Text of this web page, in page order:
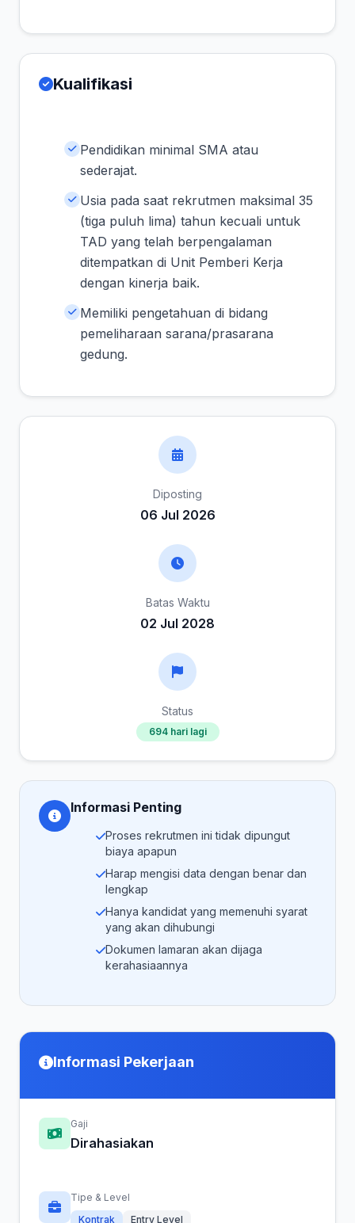
Kualifikasi
Pendidikan minimal SMA atau
sederajat.
Usia pada saat rekrutmen maksimal 35
(tiga puluh lima) tahun kecuali untuk
TAD yang telah berpengalaman
ditempatkan di Unit Pemberi Kerja
dengan kinerja baik.
Memiliki pengetahuan di bidang
pemeliharaan sarana/prasarana
gedung.
Diposting
06 Jul 2026
Batas Waktu
02 Jul 2028
Status
694 hari lagi
Informasi Penting
Proses rekrutmen ini tidak dipungut
biaya apapun
Harap mengisi data dengan benar dan
lengkap
Hanya kandidat yang memenuhi syarat
yang akan dihubungi
Dokumen lamaran akan dijaga
kerahasiaannya
Informasi Pekerjaan
Gaji
Dirahasiakan
Tipe & Level
Kontrak
Entry Level